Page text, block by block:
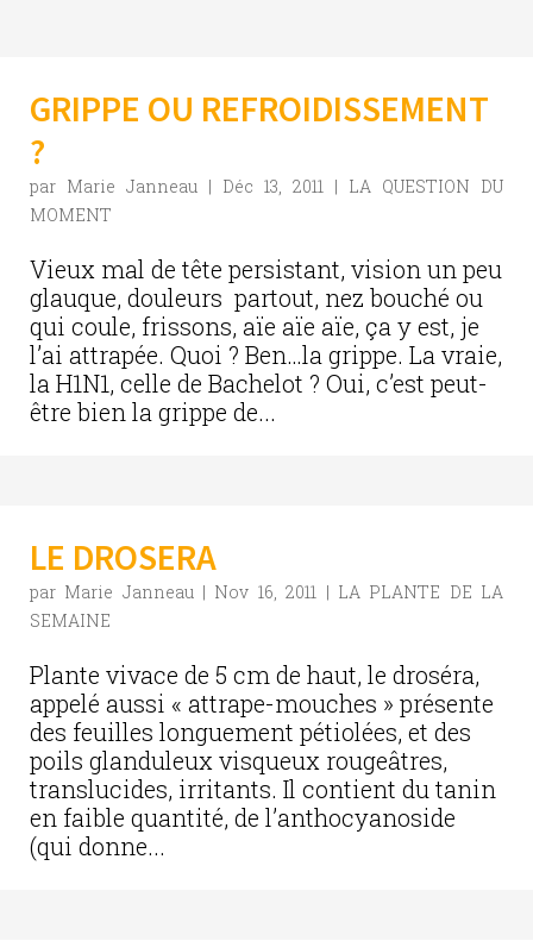
GRIPPE OU REFROIDISSEMENT
?
par Marie Janneau | Déc 13, 2011 | LA QUESTION DU
MOMENT
Vieux mal de tête persistant, vision un peu
glauque, douleurs partout, nez bouché ou
qui coule, frissons, aïe aïe aïe, ça y est, je
l’ai attrapée. Quoi ? Ben…la grippe. La vraie,
la H1N1, celle de Bachelot ? Oui, c’est peut-
être bien la grippe de...
LE DROSERA
par Marie Janneau| Nov 16, 2011 | LA PLANTE DE LA
SEMAINE
Plante vivace de 5 cm de haut, le droséra,
appelé aussi « attrape-mouches » présente
des feuilles longuement pétiolées, et des
poils glanduleux visqueux rougeâtres,
translucides, irritants. Il contient du tanin
en faible quantité, de l’anthocyanoside
(qui donne...